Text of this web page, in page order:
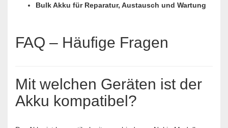
Bulk Akku für Reparatur, Austausch und Wartung
FAQ – Häufige Fragen
Mit welchen Geräten ist der
Akku kompatibel?